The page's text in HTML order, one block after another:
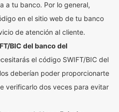
a tu banco. Por lo general,
en el sitio web de tu banco
de atención al cliente.
BIC del banco del
el código SWIFT/BIC del
deberían poder proporcionarte
verificarlo dos veces para evitar